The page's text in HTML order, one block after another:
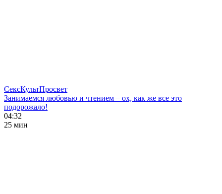
СексКультПросвет
Занимаемся любовью и чтением – ох, как же все это
подорожало!
04:32
25 мин